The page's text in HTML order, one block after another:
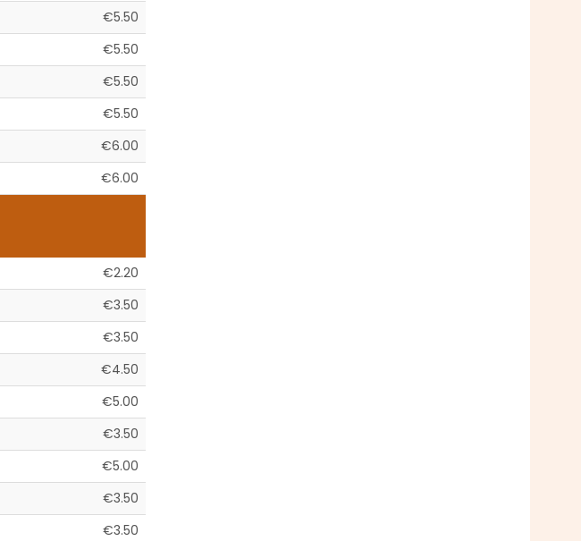
€5.50
€5.50
€5.50
€5.50
€6.00
€6.00
€2.20
€3.50
€3.50
€4.50
€5.00
€3.50
€5.00
€3.50
€3.50